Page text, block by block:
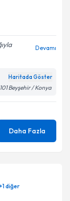
Devamı
Haritada Göster
Beyşehir / Konya
Daha Fazla
1diğer